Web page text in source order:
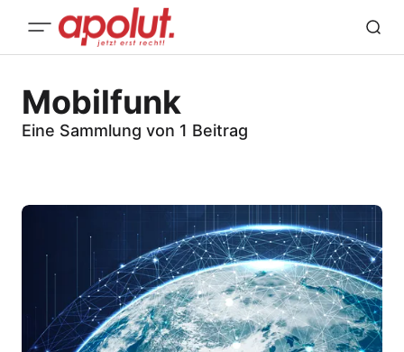
Mobilfunk
Eine Sammlung von 1 Beitrag